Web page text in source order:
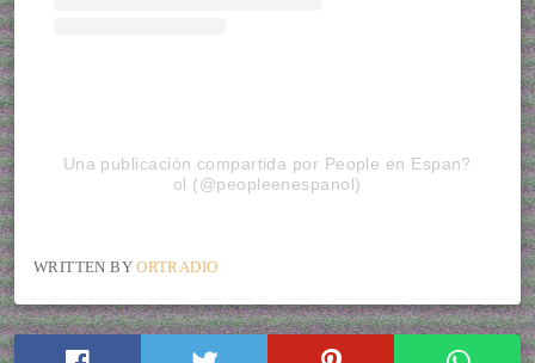
Una publicación compartida por People en Espan?
ol (@peopleenespanol)
WRITTEN BYORTRADIO